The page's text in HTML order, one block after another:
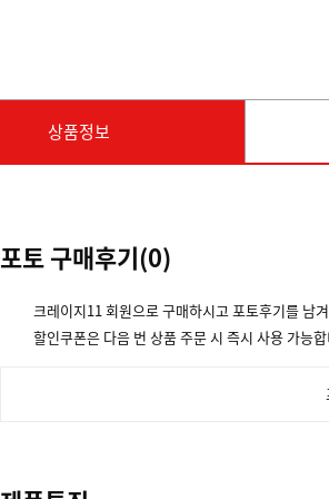
상품정보
포토 구매후기(0)
크레이지11 회원으로 구매하시고 포토후기를 남
할인쿠폰은 다음 번 상품 주문 시 즉시 사용 가능